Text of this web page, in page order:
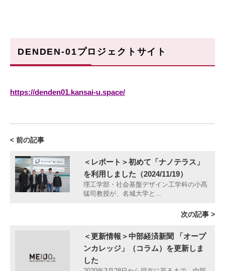
DENDEN-01プロジェクトサイト
https://denden01.kansai-u.space/
< 前の記事
＜レポート＞初めて「ナノテラス」
を利用しました（2024/11/19）
理工学部・社会基盤デザイン工学科の小髙
猛司教授が、名城大学と...
次の記事 >
＜更新情報＞中部経済新聞 「オープ
ンカレッジ」（コラム）を更新しま
した